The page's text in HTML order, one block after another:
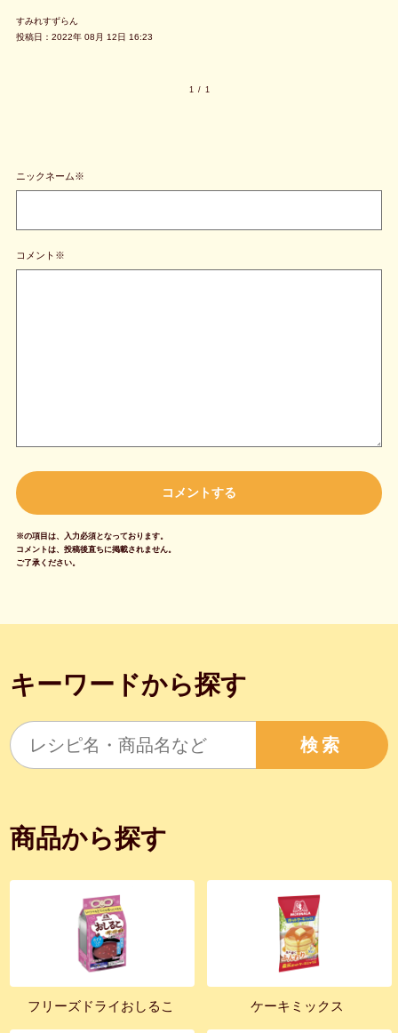
すみれすずらん
投稿日：2022年 08月 12日 16:23
1 / 1
ニックネーム※
コメント※
※の項目は、入力必須となっております。
コメントは、投稿後直ちに掲載されません。
ご了承ください。
キーワードから探す
検索
商品から探す
フリーズドライおしるこ ケーキミックス